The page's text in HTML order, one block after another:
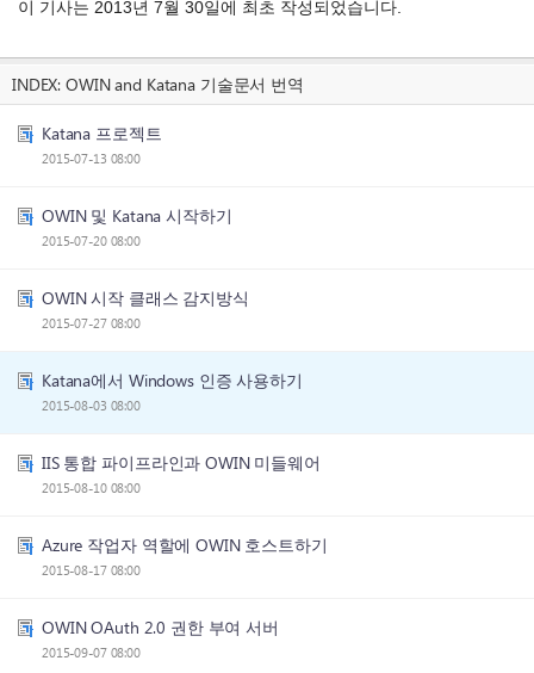
이 기사는 2013년 7월 30일에 최초 작성되었습니다.
INDEX:OWIN and Katana 기술문서 번역
Katana 프로젝트
2015-07-13 08:00
OWIN 및 Katana 시작하기
2015-07-20 08:00
OWIN 시작 클래스 감지방식
2015-07-27 08:00
Katana에서 Windows 인증 사용하기
2015-08-03 08:00
IIS 통합 파이프라인과 OWIN 미들웨어
2015-08-10 08:00
Azure 작업자 역할에 OWIN 호스트하기
2015-08-17 08:00
OWIN OAuth 2.0 권한 부여 서버
2015-09-07 08:00